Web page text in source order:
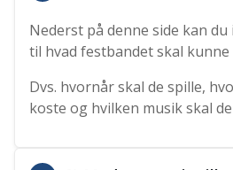
Nederst på denne side kan
til hvad festbandet skal kunne
Dvs. hvornår skal de spille,
koste og hvilken musik skal